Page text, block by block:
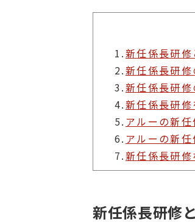
1.新任係長研修
2.新任係長研
3.新任係長研修
4.新任係長研
5. アルーの新
6. アルーの新
7.新任係長研
新任係長研修